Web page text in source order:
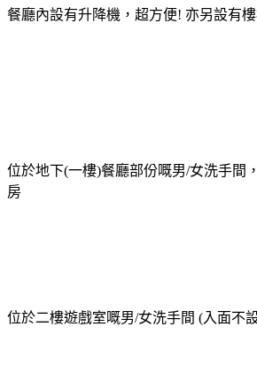
餐廳內設有升降機，超方便! 亦另設有
位於地下(一樓)餐廳部份嘅男/女洗手間
房
位於二樓遊戲室嘅男/女洗手間 (入面不